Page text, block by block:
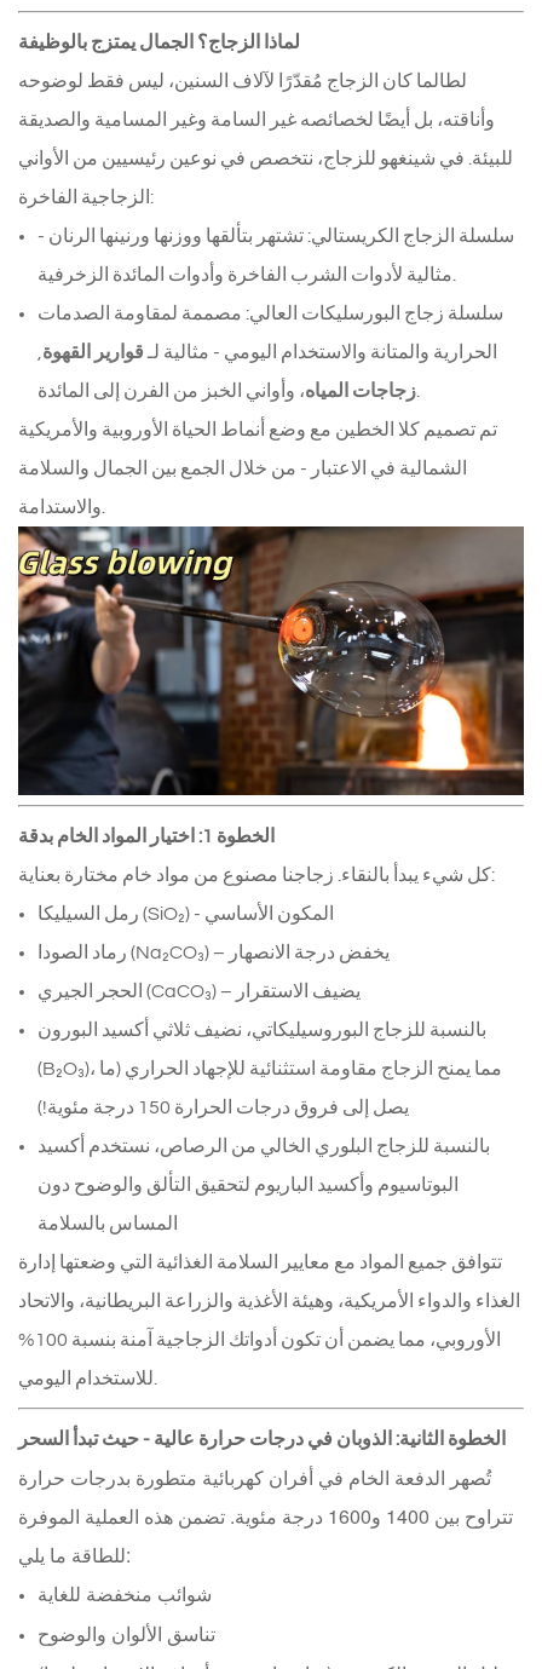
لماذا الزجاج؟ الجمال يمتزج بالوظيفة
لطالما كان الزجاج مُقدّرًا لآلاف السنين، ليس فقط لوضوحه
وأناقته، بل أيضًا لخصائصه غير السامة وغير المسامية والصديقة
للبيئة. في شينغهو للزجاج، نتخصص في نوعين رئيسيين من الأواني
الزجاجية الفاخرة:
سلسلة الزجاج الكريستالي: تشتهر بتألقها ووزنها ورنينها الرنان -
سلسلة زجاج البورسليكات العالي: مصممة لمقاومة الصدمات
الحرارية والمتانة والاستخدام اليومي - مثالية لـ قوارير القهوة
زجاجات المياه
تم تصميم كلا الخطين مع وضع أنماط الحياة الأوروبية والأمريكية
الشمالية في الاعتبار - من خلال الجمع بين الجمال والسلامة
الخطوة 1: اختيار المواد الخام بدقة
كل شيء يبدأ بالنقاء. زجاجنا مصنوع من مواد خام مختارة بعناية:
رمل السيليكا (SiO₂) - المكون الأساسي
رماد الصودا (Na₂CO₃) – يخفض درجة الانصهار
الحجر الجيري (CaCO₃) – يضيف الاستقرار
بالنسبة للزجاج البوروسيليكاتي، نضيف ثلاثي أكسيد البورون
(B₂O₃)، مما يمنح الزجاج مقاومة استثنائية للإجهاد الحراري (ما
يصل إلى فروق درجات الحرارة 150 درجة مئوية!)
بالنسبة للزجاج البلوري الخالي من الرصاص، نستخدم أكسيد
البوتاسيوم وأكسيد الباريوم لتحقيق التألق والوضوح دون
المساس بالسلامة
تتوافق جميع المواد مع معايير السلامة الغذائية التي وضعتها إدارة
الغذاء والدواء الأمريكية، وهيئة الأغذية والزراعة البريطانية، والاتحاد
الأوروبي، مما يضمن أن تكون أدواتك الزجاجية آمنة بنسبة 100%
الخطوة الثانية: الذوبان في درجات حرارة عالية - حيث تبدأ السحر
تُصهر الدفعة الخام في أفران كهربائية متطورة بدرجات حرارة
تتراوح بين 1400 و1600 درجة مئوية. تضمن هذه العملية الموفرة
للطاقة ما يلي:
شوائب منخفضة للغاية
تناسق الألوان والوضوح